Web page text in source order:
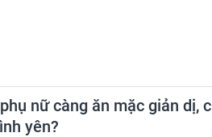
nữ càng ăn mặc giản dị,
yên?